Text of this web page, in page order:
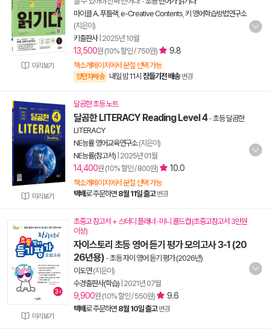
미리보기
마이클 A. 푸틀랙 e-Creative Contents 키 영어학습방법연구소
(지은이)
키출판사| 2025년 10월
13,500원 (10% 할인 / 750원) 9.8
책소개페이지에서 분철 선택 가능
양탄자배송 내일 밤 11시 잠들기전 배송 변경
미리보기
달곰한 초등 노트
달곰한 LITERACY Reading Level 4-초등 달곰한
LITERACY
NE능률 영어교육연구소(지은이)
NE능률(참고서) 2025년 01월
14,400원 (10% 할인 / 800원) 10.0
책소개페이지에서 분철 선택 가능
택배로 주문하면 8월 11일 출고 변경
미리보기
초중고 참고서 + 스터디 플래너 · 미니 콜드컵 (초중고참고서 3만원
이상)
자이스토리 초등 영어 듣기 평가 모의고사 3-1 (20
26년용) -초등 자이 영어 듣기 평가 (2026년)
이도연(지은이)
수경출판사(학습) 2021년 07월
9,900원 (10% 할인 / 550원) 9.6
택배로 주문하면 8월 10일 출고 변경